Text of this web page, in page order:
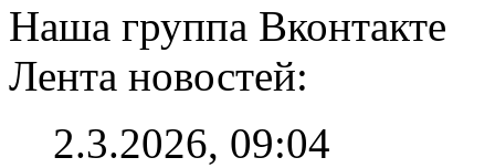
Наша группа Вконтакте
Лента новостей:
2.3.2026, 09:04